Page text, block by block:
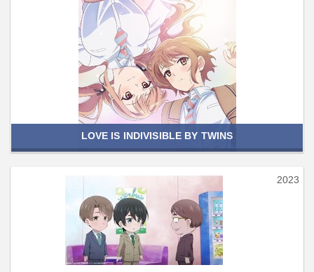
LOVE IS INDIVISIBLE BY TWINS
2023